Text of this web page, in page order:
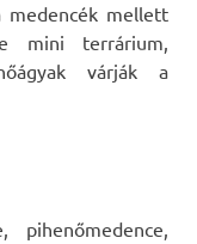
mellett
mini terrárium,
várják a